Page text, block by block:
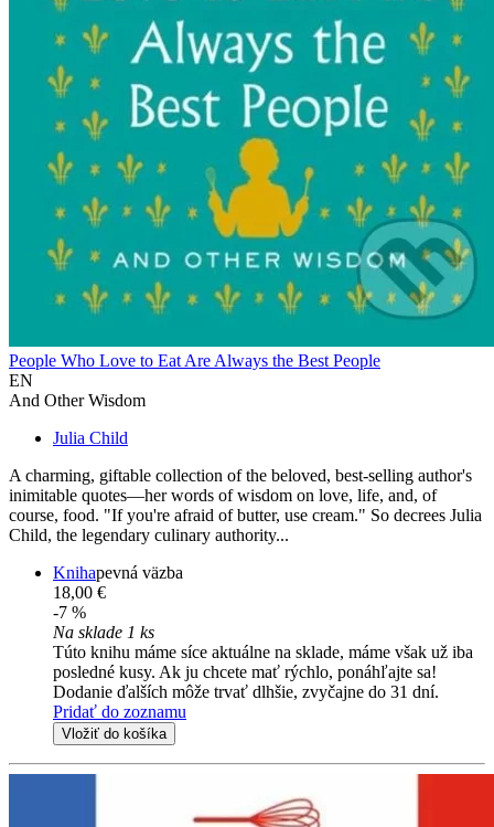
People Who Love to Eat Are Always the Best People
EN
And Other Wisdom
Julia Child
A charming, giftable collection of the beloved, best-selling author's
inimitable quotes—her words of wisdom on love, life, and, of
course, food. "If you're afraid of butter, use cream." So decrees Julia
Child, the legendary culinary authority...
Knihapevná väzba
18,00 €
-7 %
Na sklade 1 ks
Túto knihu máme síce aktuálne na sklade, máme však už iba
posledné kusy. Ak ju chcete mať rýchlo, ponáhľajte sa!
Dodanie ďalších môže trvať dlhšie, zvyčajne do 31 dní.
Pridať do zoznamu
Vložiť do košíka